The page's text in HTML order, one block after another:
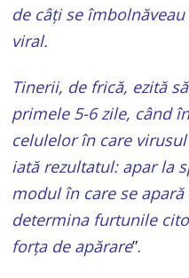
de câți se
viral.
Tinerii, de frică, ezită
primele 5-6 zile, când
celulelor în care
iată rezultatul: apar la
modul în care se
determina furtunile
forța de apărare”.